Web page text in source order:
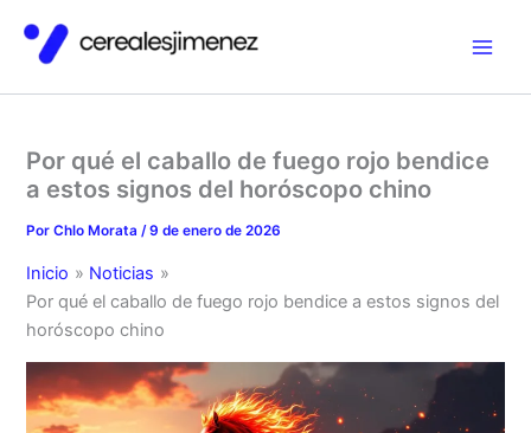
contenido
Por qué el caballo de fuego rojo bendice
a estos signos del horóscopo chino
PorChlo Morata /9 de enero de 2026
Inicio
Noticias
Por qué el caballo de fuego rojo bendice a estos signos del
horóscopo chino